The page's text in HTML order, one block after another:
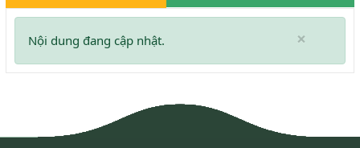
×
Nội dung đang cập nhật.